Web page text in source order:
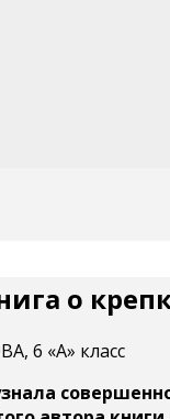
о
6 «А» класс